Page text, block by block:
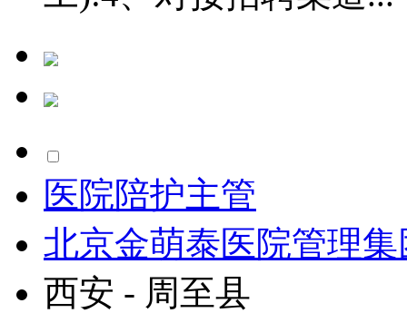
医院陪护主管
北京金萌泰医院管理
西安 - 周至县